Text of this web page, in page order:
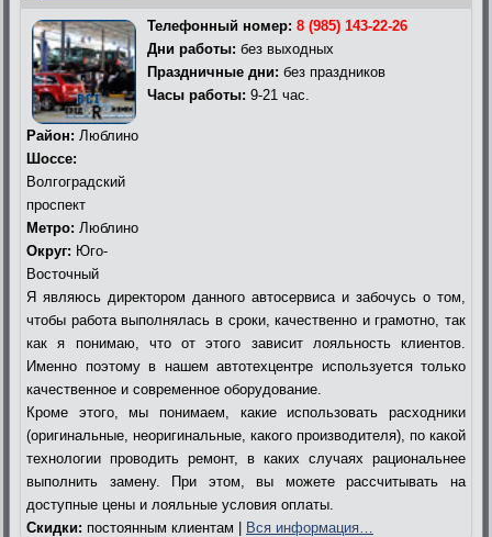
Телефонный номер: 8 (985) 143-22-26
Дни работы: без выходных
Праздничные дни: без праздников
Часы работы: 9-21 час.
Район: Люблино
Шоссе:
Волгоградский
проспект
Метро: Люблино
Округ: Юго-
Восточный
Я являюсь директором данного автосервиса и забочусь о том,
чтобы работа выполнялась в сроки, качественно и грамотно, так
как я понимаю, что от этого зависит лояльность клиентов.
Именно поэтому в нашем автотехцентре используется только
качественное и современное оборудование.
Кроме этого, мы понимаем, какие использовать расходники
(оригинальные, неоригинальные, какого производителя), по какой
технологии проводить ремонт, в каких случаях рациональнее
выполнить замену. При этом, вы можете рассчитывать на
доступные цены и лояльные условия оплаты.
Скидки: постоянным клиентам | Вся информация…